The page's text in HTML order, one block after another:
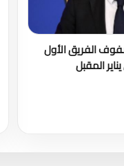
الفريق الأول
المقبل